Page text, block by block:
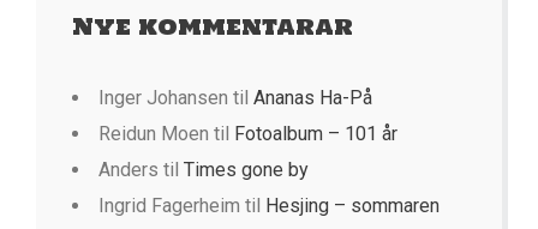
Nye kommentarar
Inger Johansen til Ananas Ha-På
Reidun Moen til
Fotoalbum – 101 år
Anders til Times gone by
Ingrid Fagerheim til
Hesjing – sommaren